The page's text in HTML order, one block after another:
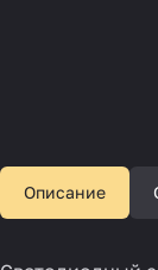
Описание